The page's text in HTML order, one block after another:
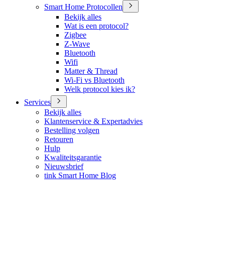
Smart Home Protocollen
Bekijk alles
Wat is een protocol?
Zigbee
Z-Wave
Bluetooth
Wifi
Matter & Thread
Wi-Fi vs Bluetooth
Welk protocol kies ik?
Services
Bekijk alles
Klantenservice & Expertadvies
Bestelling volgen
Retouren
Hulp
Kwaliteitsgarantie
Nieuwsbrief
tink Smart Home Blog